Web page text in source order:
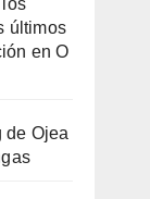
últimos
en O
de Ojea